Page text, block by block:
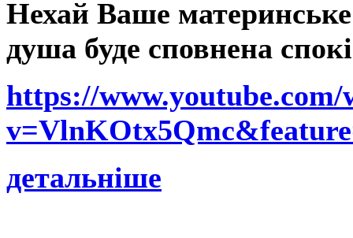
Нехай Ваше материнське
душа буде сповнена
https://www.youtube.com/
детальніше